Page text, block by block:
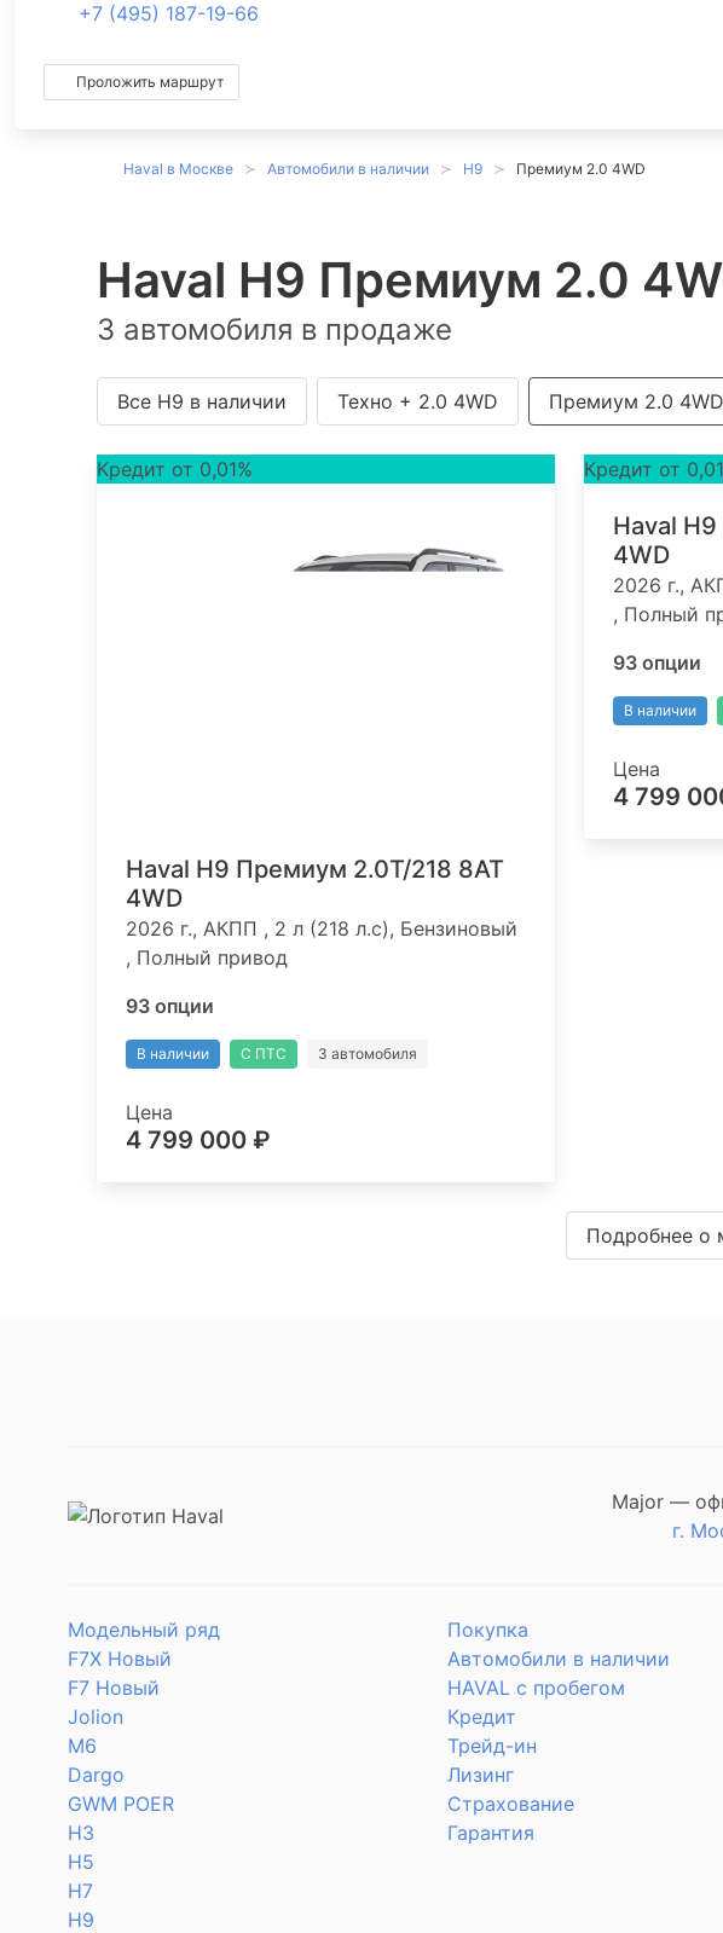
+7 (495) 187-19-66
Проложить маршрут
Haval в Москве Автомобили в наличии H9 Премиум 2.0 4WD
Haval H9 Премиум 2.0
3 автомобиля в продаже
Все H9 в наличии Техно + 2.0 4WD Премиум 2.0 4WD
Кредит от 0,01%
Haval H9 Премиум 2.0T/218 8AT
4WD
2026 г., АКПП , 2 л (218 л.с), Бензиновый
, Полный привод
93 опции
В наличии С ПТС 3 автомобиля
Цена
4 799 000 ₽
Кредит от
Haval
4WD
2026 г.,
, Полный
93 опции
В наличии
Цена
4 799
Подробнее о
Major —
г.
Модельный ряд
F7X Новый
F7 Новый
Jolion
M6
Dargo
GWM POER
H3
H5
H7
H9
Покупка
Автомобили в наличии
HAVAL с пробегом
Кредит
Трейд-ин
Лизинг
Страхование
Гарантия